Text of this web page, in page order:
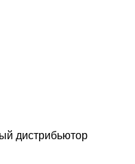
дистрибьютор